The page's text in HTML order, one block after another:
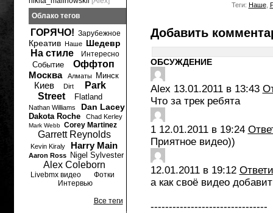
Теги: Наше,
Добавить
ОБСУЖДЕНИЕ
Alex 13.01.2011 в 13:43
Что за трек ребята
1 12.01.2011 в 19:24
Приятное видео))
12.01.2011 в 19:12
а как своё видео
--------------------------------
Облако тегов
ГОРЯЧО! Зарубежное
Креатив Наше Шедевр
На стиле Интересно
Событие
Оффтоп
Москва
Алматы Минск
Киев Dirt
Park
Street
Flatland
Nathan Williams Dan Lacey
Dakota Roche Chad Kerley
Mark Webb Corey Martinez
Garrett Reynolds
Kevin Kiraly Harry Main
Aaron Ross Nigel Sylvester
Alex Coleborn
Livebmx видео
Фотки
Интервью
Все теги